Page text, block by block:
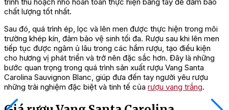
chất lượng tốt nhất.
Sau đó, quá trình ép, lọc và lên men được thực hiện trong môi
trường khép kín, đảm bảo vệ sinh tối đa. Rượu sau khi lên men
tiếp tục được ngâm ủ lâu trong các hầm rượu, tạo điều kiện
cho hương vị phát triển và trở nên đặc sắc hơn. Đây là những
bước quan trọng trong quá trình sản xuất rượu Vang Santa
Carolina Sauvignon Blanc, giúp đưa đến tay người yêu rượu
những trải nghiệm đặc biệt và tinh tế của rượu vang trắng.